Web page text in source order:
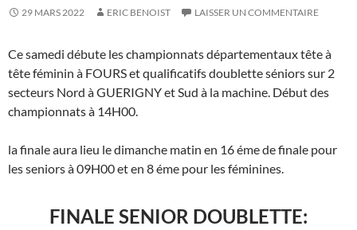
29 MARS 2022 ERIC BENOIST LAISSER UN COMMENTAIRE
Ce samedi débute les championnats départementaux tête à
tête féminin à FOURS et qualificatifs doublette séniors sur 2
secteurs Nord à GUERIGNY et Sud à la machine. Début des
championnats à 14H00.
la finale aura lieu le dimanche matin en 16 éme de finale pour
les seniors à 09H00 et en 8 éme pour les féminines.
FINALE SENIOR DOUBLETTE: